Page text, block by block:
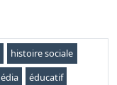
histoire sociale
éducatif